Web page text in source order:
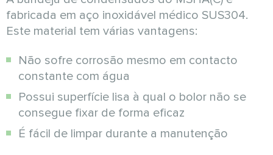
fabricada em aço inoxidável médico SUS304.
Este material tem várias vantagens:
Não sofre corrosão mesmo em contacto
constante com água
Possui superfície lisa à qual o bolor não se
consegue fixar de forma eficaz
É fácil de limpar durante a manutenção